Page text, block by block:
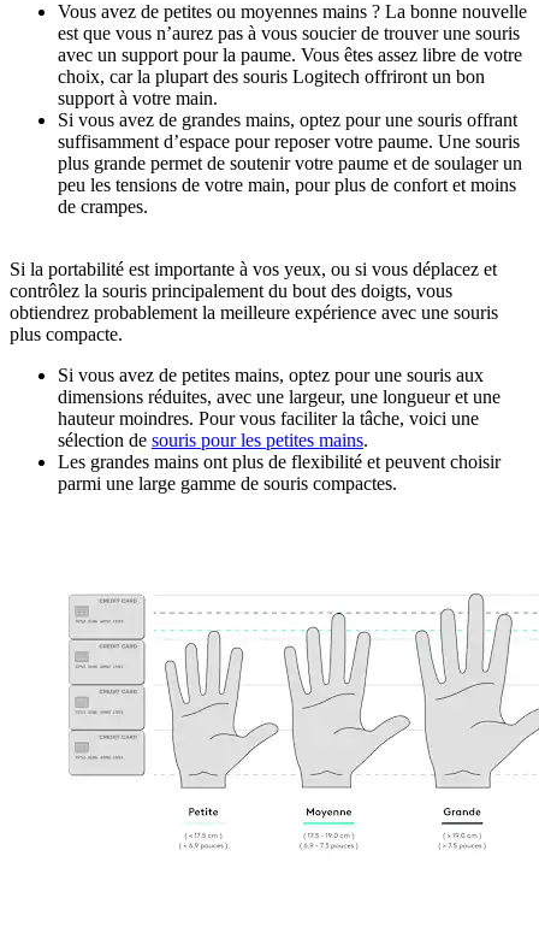
Vous avez de petites ou moyennes mains ? La bonne nouvelle
est que vous n’aurez pas à vous soucier de trouver une souris
avec un support pour la paume. Vous êtes assez libre de votre
choix, car la plupart des souris Logitech offriront un bon
support à votre main.
Si vous avez de grandes mains, optez pour une souris offrant
suffisamment d’espace pour reposer votre paume. Une souris
plus grande permet de soutenir votre paume et de soulager un
peu les tensions de votre main, pour plus de confort et moins
de crampes.
Si la portabilité est importante à vos yeux, ou si vous déplacez et
contrôlez la souris principalement du bout des doigts, vous
obtiendrez probablement la meilleure expérience avec une souris
plus compacte.
Si vous avez de petites mains, optez pour une souris aux
dimensions réduites, avec une largeur, une longueur et une
hauteur moindres. Pour vous faciliter la tâche, voici une
sélection de souris pour les petites mains.
Les grandes mains ont plus de flexibilité et peuvent choisir
parmi une large gamme de souris compactes.